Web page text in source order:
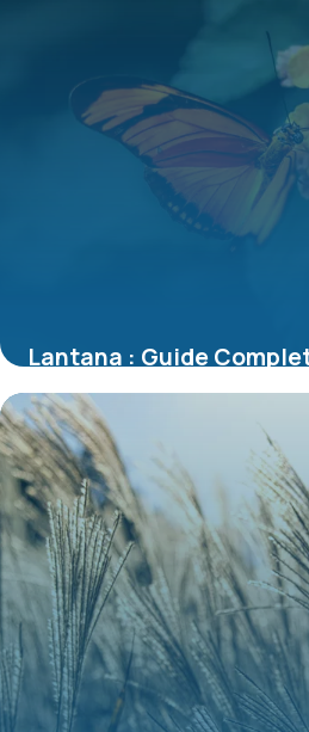
Lantana : Guide
Entretien 2026
7 juillet 2026